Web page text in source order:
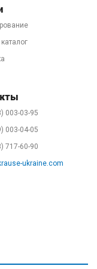
стремянок и
модели вышек
на любой
одинаковы.
стремянок и
на заводе
Вроцлавом. И на
строительных
именно
же, как в нашем
И не верьте
про разное
гордимся нашим
003-03-95
003-04-05
717-60-90
ukraine.com